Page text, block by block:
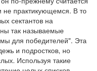
не практикующемся. В то
сектантов на
так называемые
для победителей". Эта
и подростков, но
Используя такие